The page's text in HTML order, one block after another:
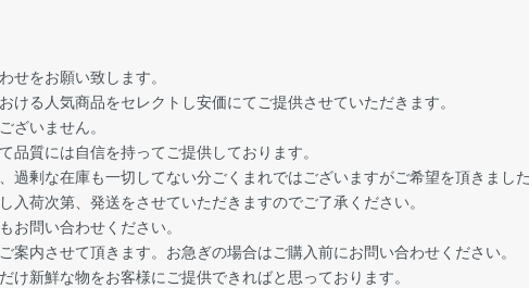
せをお願い致します。
ける人気商品をセレクトし安価にてご提供させていただきます。
ざいません。
品質には自信を持ってご提供しております。
過剰な在庫も一切してない分ごくまれではございますがご希望を頂きまし
入荷次第、発送をさせていただきますのでご了承ください。
お問い合わせください。
案内させて頂きます。お急ぎの場合はご購入前にお問い合わせください。
け新鮮な物をお客様にご提供できればと思っております。